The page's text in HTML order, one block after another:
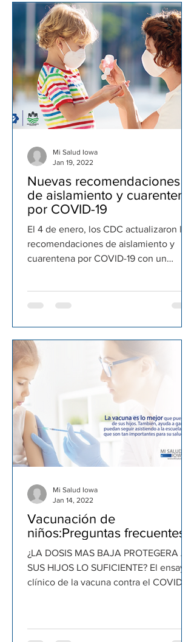
Nuevas recomendaciones
de aislamiento y cuarentena
por COVID-19
El 4 de enero, los CDC actualizaron las
recomendaciones de aislamiento y
cuarentena por COVID-19 con un
Mi Salud Iowa
Jan 19, 2022
Vacunación de
niños:Preguntas frecuentes
¿LA DOSIS MAS BAJA PROTEGERA A
SUS HIJOS LO SUFICIENTE? El ensayo
clínico de la vacuna contra el COVID se
Mi Salud Iowa
Jan 14, 2022